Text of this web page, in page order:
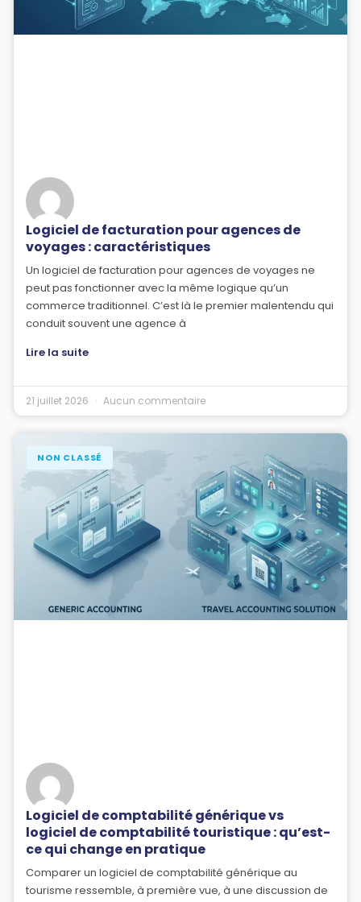
Logiciel de facturation pour agences de
voyages : caractéristiques
Un logiciel de facturation pour agences de voyages ne
peut pas fonctionner avec la même logique qu’un
commerce traditionnel. C’est là le premier malentendu qui
conduit souvent une agence à
Lire la suite
21 juillet 2026 Aucun commentaire
NON CLASSÉ
Logiciel de comptabilité générique vs
logiciel de comptabilité touristique : qu’est-
ce qui change en pratique
Comparer un logiciel de comptabilité générique au
tourisme ressemble, à première vue, à une discussion de